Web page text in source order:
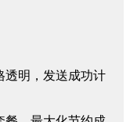
透明，发送成功计